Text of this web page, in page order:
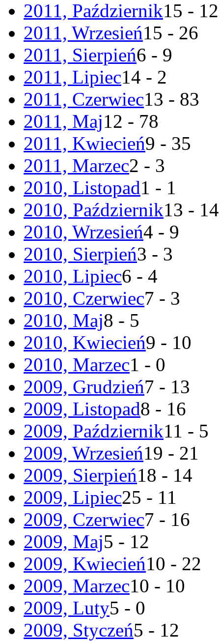
2011, Październik15 -
2011, Wrzesień15 - 26
2011, Sierpień6 - 9
2011, Lipiec14 - 2
2011, Czerwiec13 - 83
2011, Maj12 - 78
2011, Kwiecień9 - 35
2011, Marzec2 - 3
2010, Listopad1 - 1
2010, Październik13 - 14
2010, Wrzesień4 - 9
2010, Sierpień3 - 3
2010, Lipiec6 - 4
2010, Czerwiec7 - 3
2010, Maj8 - 5
2010, Kwiecień9 - 10
2010, Marzec1 - 0
2009, Grudzień7 - 13
2009, Listopad8 - 16
2009, Październik11 - 5
2009, Wrzesień19 - 21
2009, Sierpień18 - 14
2009, Lipiec25 - 11
2009, Czerwiec7 - 16
2009, Maj5 - 12
2009, Kwiecień10 - 22
2009, Marzec10 - 10
2009, Luty5 - 0
2009, Styczeń5 - 12